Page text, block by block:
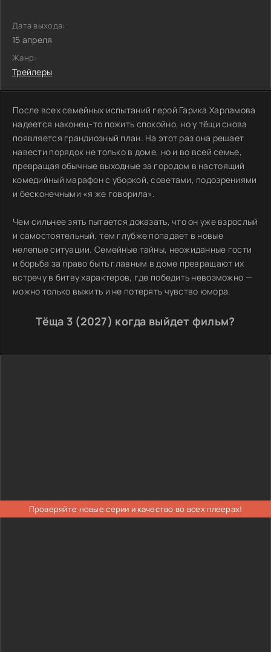
Дата выхода:
15 апреля
Жанр:
Трейлеры
После всех семейных испытаний герой Гарика Харламова
надеется наконец-то пожить спокойно, но у тёщи снова
появляется грандиозный план. На этот раз она решает
навести порядок не только в доме, но и во всей семье,
превращая обычные выходные за городом в настоящий
комедийный марафон с уборкой, советами, подозрениями
и бесконечными «я же говорила».
Чем сильнее зять пытается доказать, что он уже взрослый
и самостоятельный, тем глубже попадает в новые
нелепые ситуации. Семейные тайны, неожиданные гости
и борьба за право быть главным в доме превращают их
встречу в битву характеров, где победить невозможно —
можно только выжить и не потерять чувство юмора.
Тёща 3 (2027) когда выйдет фильм?
Проверяйте новые серии и качество во всех плеерах!